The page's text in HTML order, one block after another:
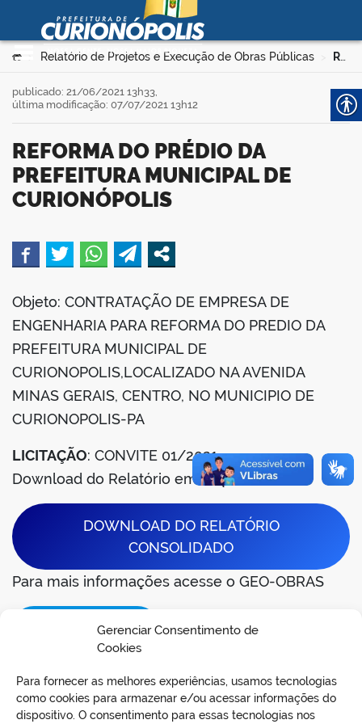
Gerenciar Consentimento de
Cookies
Para fornecer as melhores experiências, usamos tecnologias
como cookies para armazenar e/ou acessar informações do
dispositivo. O consentimento para essas tecnologias nos
Ir para o conteúdo
Prefeitura Municipal de
Curionópolis
Você está aqui:
Relatório de Projetos e Execução de Obras Públicas REFORMA DO PRÉDIO DA PREFEITURA MUNICIPAL DE CURIONÓPOLIS
REFORMA DO PRÉDIO DA
PREFEITURA MUNICIPAL DE
CURIONÓPOLIS
publicado: 21/06/2021 13h33,
última modificação: 07/07/2021 13h12
Objeto: CONTRATAÇÃO DE EMPRESA DE
ENGENHARIA PARA REFORMA DO PREDIO DA
PREFEITURA MUNICIPAL DE
CURIONOPOLIS,LOCALIZADO NA AVENIDA
MINAS GERAIS, CENTRO, NO MUNICIPIO DE
CURIONOPOLIS-PA
LICITAÇÃO: CONVITE 01/2021
Download do Relatório em Arquivo em PDF
DOWNLOAD DO RELATÓRIO
CONSOLIDADO
Para mais informações acesse o GEO-OBRAS
Acessar página